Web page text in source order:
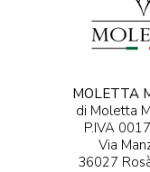
MOLETTA
di Moletta
P.IVA
Via
36027